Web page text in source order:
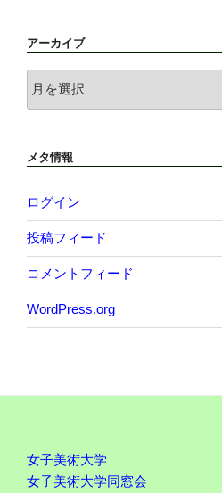
アーカイブ
ー
ブ
メタ情報
ログイン
投稿フィード
コメントフィード
WordPress.org
女子美術大学
女子美術大学同窓会